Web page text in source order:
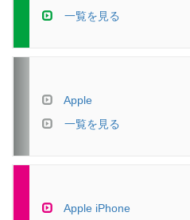
一覧を見る
Apple
一覧を見る
Apple iPhone